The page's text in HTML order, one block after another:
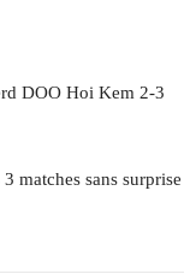
DOO Hoi Kem 2-3
matches sans surprise